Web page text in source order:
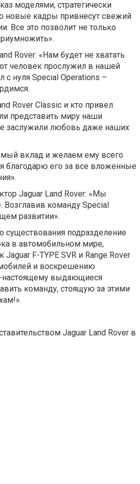
моделями, стратегически
новые кадры привнесут свежий
Все это позволит не только
Rover: «Нам будет не хватать
человек прослужил в нашей
с нуля Special Operations –
Rover Classic и кто привел
представить миру наши
заслужили любовь даже наших
вклад и желаем ему всего
благодарю его за все вложенные
Jaguar Land Rover: «Мы
Возглавив команду Special
развитии».
существования подразделение
в автомобильном мире,
F-TYPE SVR и Range Rover
и воскрешению
настоящему выдающиеся
команду, стоящую за этими
Jaguar Land Rover в